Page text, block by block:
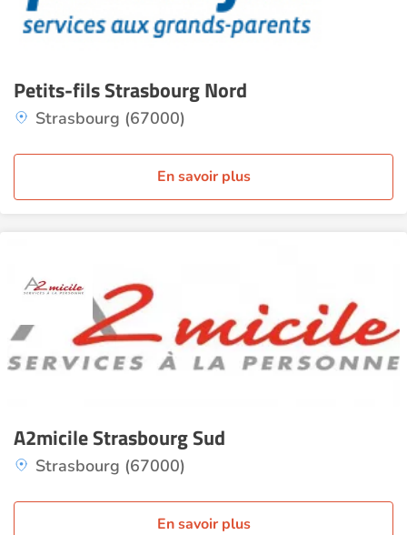
Petits-fils Strasbourg Nord
Strasbourg (67000)
En savoir plus
A2micile Strasbourg Sud
Strasbourg (67000)
En savoir plus